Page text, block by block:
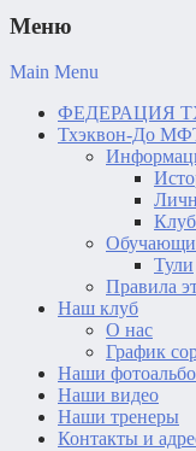
Меню
Main Menu
ФЕДЕРАЦИЯ
Тхэквон-До
Тули
Правила
Наш клуб
О нас
График
Наши
Наши видео
Наши тренеры
Контакты и